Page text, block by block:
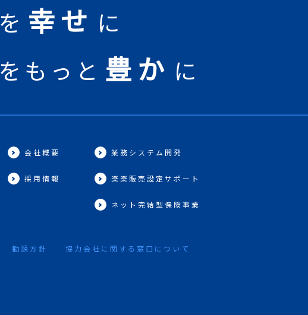
を 幸せ に
をもっと 豊か に
会社概要
採用情報
業務システム開発
楽楽販売設定サポート
ネット完結型保険事業
勧誘方針 協力会社に関する窓口について